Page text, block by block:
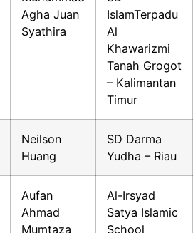
Agha Juan
Syathira
IslamTerpadu
Al
Khawarizmi
Tanah Grogot
– Kalimantan
Timur
Neilson
Huang
SD Darma
Yudha – Riau
Aufan
Ahmad
Mumtaza
Al-Irsyad
Satya Islamic
School